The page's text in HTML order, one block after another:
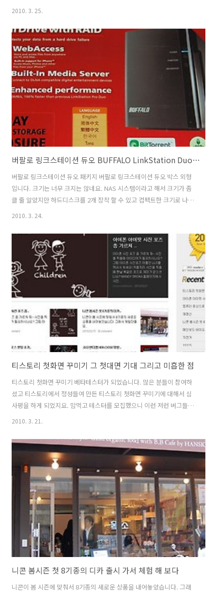
쿨픽스 S6000 이 올려져 있으니 깔끔하네요. 색상은 레드,블랙,은색 이
치CD, 설명서, 스트랩, AV 선 , S6000 바디, USB 선, USB 충전기 로 구
성되어 있습니다. 특이한건 USB 충전기로 되어있는 점입니다. 케이블이
분리가 가능하기 때문에 데이터 통신용으로 전송할 때 사용이 가능하며,
충전할때도 사용이 가능합니다. 가끔은 다른 장치의 USB 충전용으로도
사용이 가능하겠네요. 니콘 쿨픽스 S6000..
2010. 3. 25.
버팔로 링크스테이션 듀오 BUFFALO LinkStation Duo NAS 시스템 리뷰
버팔로 링크스테이션 듀오 패키지 버팔로 링크스테이션 듀오 박스 외형
입니다. 크기는 너무 크지는 않네요. NAS 시스템이라고 해서 크기가 좀
클 줄 알았지만 하드디스크를 2개 장착 할 수 있고 컴팩트한 크기로 나왔
습니다. 어댑터로 전원을 받는 형태라 본체의 부피도 많이 크지 않군요.
속도는 40MB/sec 까지 지원한다고 되어있군요. 커버쪽에는 봉인지가
붙어있습니다. 떼면은 꼭 사용해야 하는군요. 비트토렌토용으로도 사용
이 가능하다고 되어있습니다. 단독으로 NAS 를 켜놓고 다운로드 서버로
또는 미디어, 웹서버로 활용이 가능합니다. 꼭 컴퓨터를 켜 놓을 필요는
없죠. 그리고 여러사람이 붙어서 사용이 가능합니다. 사무실에서, 호텔
에서, 커피..
2010. 3. 24.
티스토리 첫화면 꾸미기 그 첫대면 기대 그리고 미흡한 점
티스토리 첫화면 꾸미기 베타테스터가 되었습니다. 많은 분들이 참여하
셨고 티스토리에서 정성들여 만든 티스토리 첫화면 꾸미기에 대해서 심
사평을 하게 되었지요. 맘먹고 테스터를 모집했으니 이런 저런 버그들과
미흡한 내용들이 짚어지고 앞으로 기능이 더 추가될 것이고 유저들의 평
첫화면 꾸미기 그 모습은 첫화면을 티스토리 첫화면 꾸미기를 이용해서
꾸며보았습니다. 지금은 베타테스트 기간이여서 베타테스터만 이런 모
습을 꾸밀 수 있습니다. 조만간에는 모두가 사용이 가능하겠죠. 이런 모
습으로 꾸미는데는 1분도 채 걸리지를 않았습니다. 아주 쉽게 아무것도
모르는 사람도 클릭 몇번만으로 꾸밀 수 있도록 한것이 티스토리 첫화면
꾸미기 입니다. 하지만 구성은 ..
2010. 3. 21.
니콘 봄시즌 첫 8기종의 디카 출시 가서 체험 해 보다
니콘이 봄 시즌에 맞춰서 8기종의 새로운 상품을 내어놓았습니다. 그래